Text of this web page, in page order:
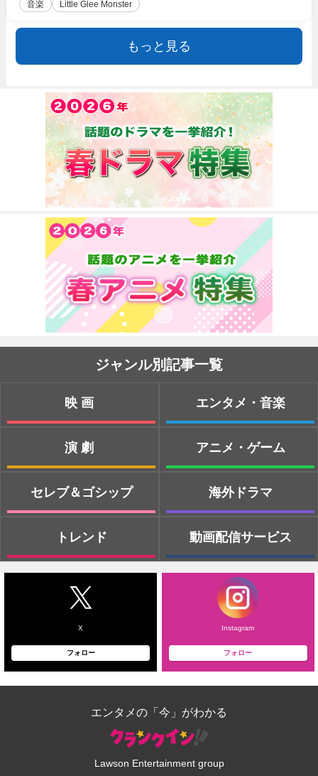
音楽 Little Glee Monster
もっと見る
ジャンル別記事一覧
映画
演劇
セレブ＆ゴシップ
トレンド
エンタメ・音楽
アニメ・ゲーム
海外ドラマ
動画配信サービス
X
フォロー
Instagram
フォロー
エンタメの「今」がわかる
Lawson Entertainment group